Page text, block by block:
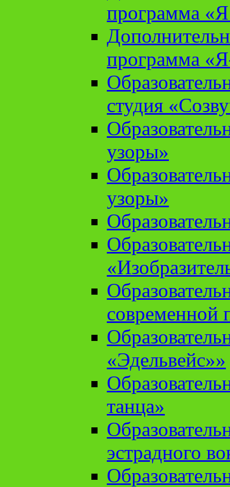
программа «Я
программа
студия
узоры»
узоры»
современной
«Эдельвейс»»
танца»
эстрадного